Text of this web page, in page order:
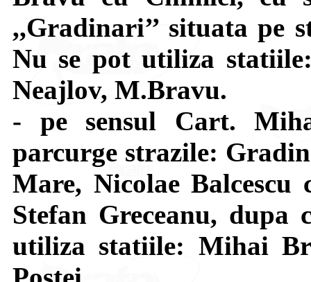
,,Gradinari’’ situata pe
Nu se pot utiliza
Neajlov, M.Bravu.
- pe sensul Cart.
parcurge strazile:
Mare, Nicolae
Stefan Greceanu, dupa
utiliza statiile: Mihai